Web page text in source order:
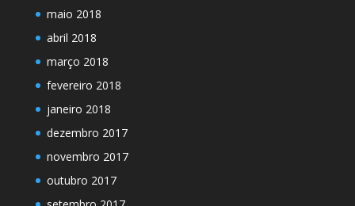
maio 2018
abril 2018
março 2018
fevereiro 2018
janeiro 2018
dezembro 2017
novembro 2017
outubro 2017